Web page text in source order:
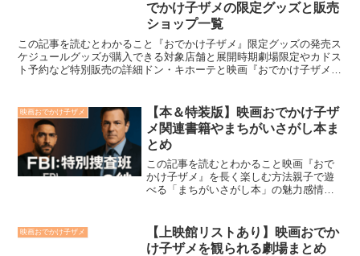
でかけ子ザメの限定グッズと販売
ショップ一覧
この記事を読むとわかること『おでかけ子ザメ』限定グッズの発売ス
ケジュールグッズが購入できる対象店舗と展開時期劇場限定やカドス
ト予約など特別販売の詳細ドン・キホーテと映画『おでかけ子ザメ』
映画おでかけ子ザメ
【本＆特装版】映画おでかけ子ザ
メ関連書籍やまちがいさがし本ま
とめ
この記事を読むとわかること映画『おで
かけ子ザメ』を長く楽しむ方法親子で遊
べる「まちがいさがし本」の魅力感情に
さがし本まとめ」というキーワードか
ら、子ザメちゃんファン...
映画おでかけ子ザメ
【上映館リストあり】映画おでか
け子ザメを観られる劇場まとめ